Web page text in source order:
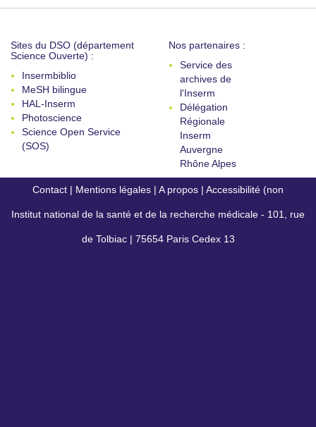
Sites du DSO (département
Science Ouverte) :
Insermbiblio
MeSH bilingue
HAL-Inserm
Photoscience
Science Open Service
(SOS)
Nos partenaires :
Service des
archives de
l'Inserm
Délégation
Régionale
Inserm
Auvergne
Rhône Alpes
Contact | Mentions légales | A propos | Accessibilité (non
conforme)
Institut national de la santé et de la recherche médicale - 101, rue
de Tolbiac | 75654 Paris Cedex 13